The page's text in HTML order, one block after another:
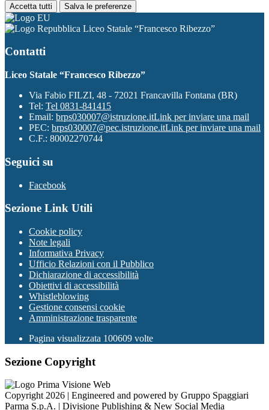
Accetta tutti Salva le preferenze
Liceo Statale “Francesco Ribezzo”
Contatti
Liceo Statale “Francesco Ribezzo”
Via Fabio FILZI, 48 - 72021 Francavilla Fontana (BR)
Tel: Tel 0831-841415
Email: brps030007@istruzione.itLink per inviare una mail
PEC: brps030007@pec.istruzione.itLink per inviare una mail
C.F.: 80002270744
Seguici su
Facebook
Sezione Link Utili
Cookie policy
Note legali
Informativa Privacy
Ufficio Relazioni con il Pubblico
Dichiarazione di accessibilità
Obiettivi di accessibilità
Whistleblowing
Gestione consensi cookie
Amministrazione trasparente
Pagina visualizzata 100609 volte
Sezione Copyright
Copyright 2026 | Engineered and powered by Gruppo Spaggiari
Parma S.p.A. | Divisione Publishing & New Social Media